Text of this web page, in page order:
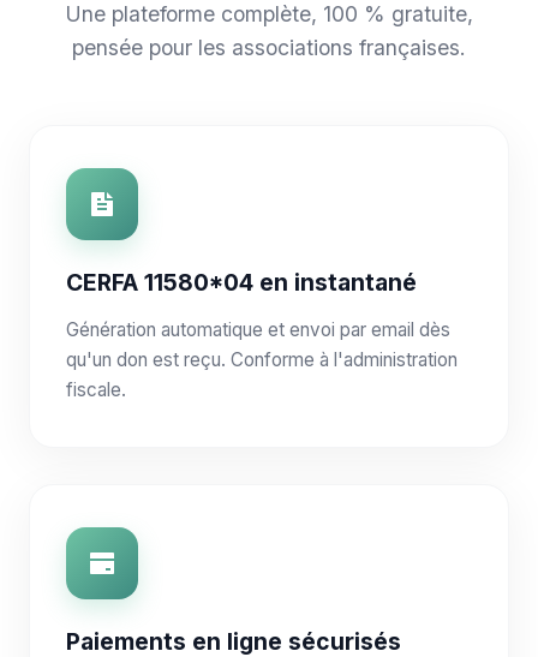
Une plateforme complète, 100 % gratuite,
pensée pour les associations françaises.
CERFA 11580*04 en instantané
Génération automatique et envoi par email dès
qu'un don est reçu. Conforme à l'administration
fiscale.
Paiements en ligne sécurisés